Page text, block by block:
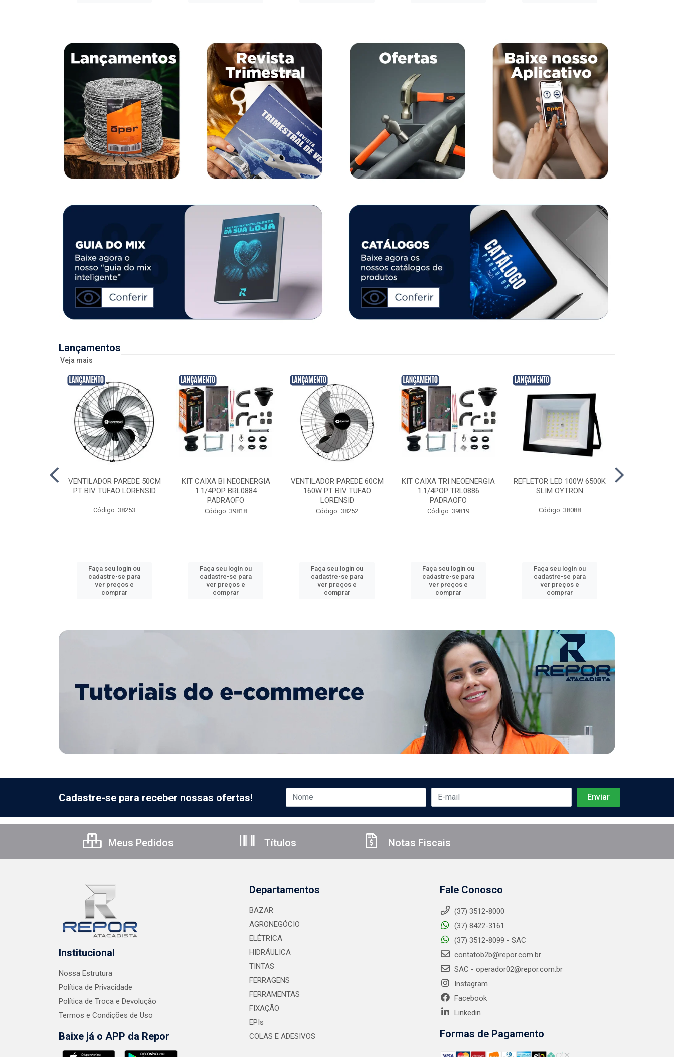
Lançamentos
Veja mais
VENTILADOR PAREDE 50CM
PT BIV TUFAO LORENSID
Código: 38253
Faça seu login ou
cadastre-se para
ver preços e
comprar
KIT CAIXA BI NEOENERGIA
1.1/4POP BRL0884
PADRAOFO
Código: 39818
Faça seu login ou
cadastre-se para
ver preços e
comprar
VENTILADOR PAREDE 60CM
160W PT BIV TUFAO
LORENSID
Código: 38252
Faça seu login ou
cadastre-se para
ver preços e
comprar
KIT CAIXA TRI NEOENERGIA
1.1/4POP TRL0886
PADRAOFO
Código: 39819
Faça seu login ou
cadastre-se para
ver preços e
comprar
REFLETOR LED 100W 6500K
SLIM OYTRON
Código: 38088
Faça seu login ou
cadastre-se para
ver preços e
comprar
Cadastre-se para receber nossas ofertas!
Meus Pedidos Títulos Notas Fiscais
Institucional
Nossa Estrutura
Política de Privacidade
Política de Troca e Devolução
Termos e Condições de Uso
Baixe já o APP da Repor
Departamentos
BAZAR
AGRONEGÓCIO
ELÉTRICA
HIDRÁULICA
TINTAS
FERRAGENS
FERRAMENTAS
FIXAÇÃO
EPIs
COLAS E ADESIVOS
Fale Conosco
(37) 3512-8000
(37) 8422-3161
(37) 3512-8099 - SAC
contatob2b@repor.com.br
SAC - operador02@repor.com.br
Instagram
Facebook
Linkedin
Formas de Pagamento